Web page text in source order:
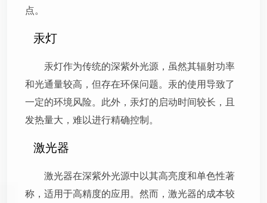
点。
汞灯
汞灯作为传统的深紫外光源，虽然其辐射功率
和光通量较高，但存在环保问题。汞的使用导致了
一定的环境风险。此外，汞灯的启动时间较长，且
发热量大，难以进行精确控制。
激光器
激光器在深紫外光源中以其高亮度和单色性著
称，适用于高精度的应用。然而，激光器的成本较